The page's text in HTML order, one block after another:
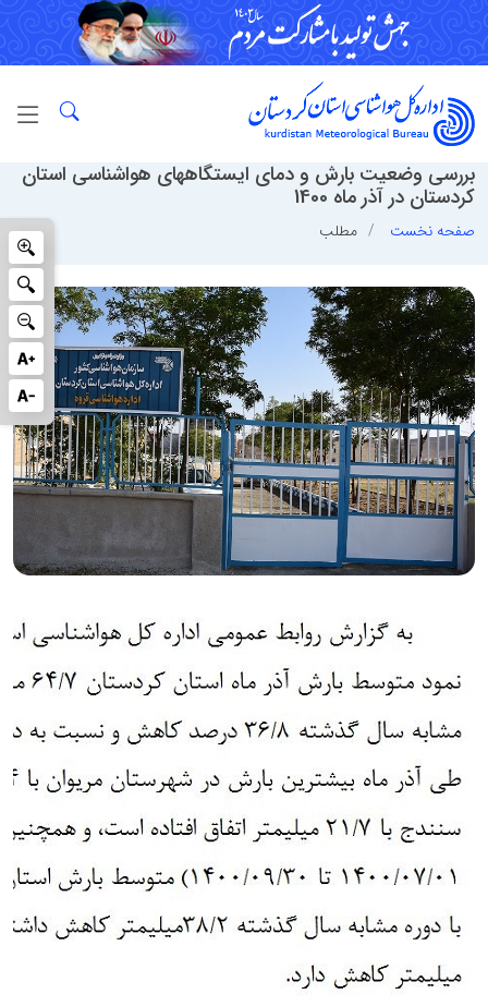
بررسی وضعیت بارش و دمای ایستگاههای هواشناسی استان
کردستان در آذر ماه 1400
صفحه نخست مطلب